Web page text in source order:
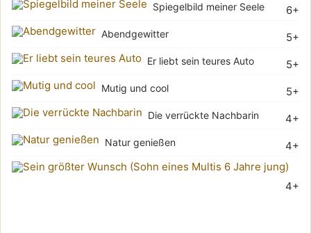
6+
Spiegelbild meiner Seele
5+
Abendgewitter
5+
Er liebt sein teures Auto
5+
Mutig und cool
4+
Die verrückte Nachbarin
4+
Natur genießen
4+